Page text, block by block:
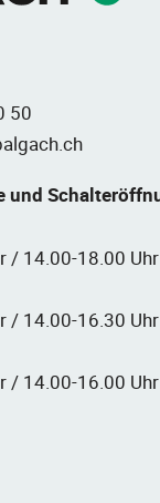
50
und
/ 14.00-18.00 Uhr
/ 14.00-16.30 Uhr
/ 14.00-16.00 Uhr